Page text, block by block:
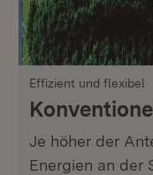
Effizient und flexibel
Je höher der
Energien an der